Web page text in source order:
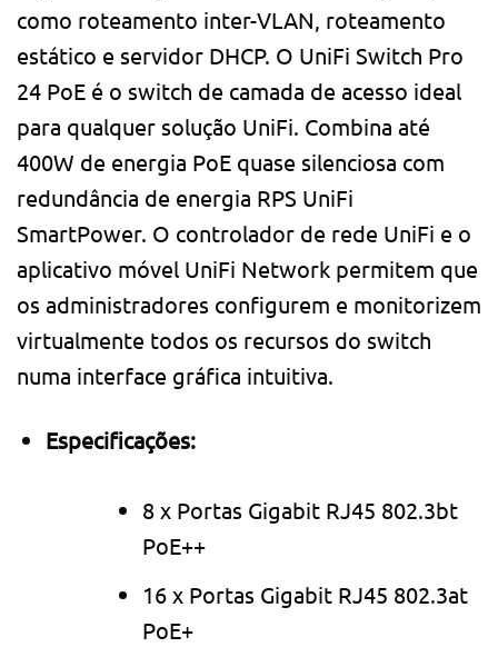
como roteamento inter-VLAN, roteamento
estático e servidor DHCP. O UniFi Switch Pro
24 PoE é o switch de camada de acesso ideal
para qualquer solução UniFi. Combina até
400W de energia PoE quase silenciosa com
redundância de energia RPS UniFi
SmartPower. O controlador de rede UniFi e o
aplicativo móvel UniFi Network permitem que
os administradores configurem e monitorizem
virtualmente todos os recursos do switch
numa interface gráfica intuitiva.
Especificações:
8 x Portas Gigabit RJ45 802.3bt
PoE++
16 x Portas Gigabit RJ45 802.3at
PoE+